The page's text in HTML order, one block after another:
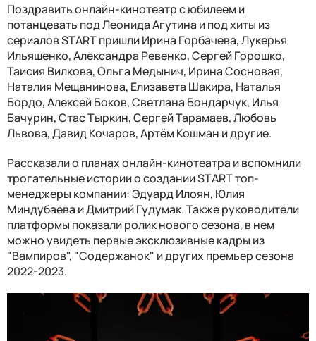
Поздравить онлайн-кинотеатр с юбилеем и
потанцевать под Леонида Агутина и под хиты из
сериалов START пришли Ирина Горбачева, Лукерья
Ильяшенко, Александра Ревенко, Сергей Горошко,
Таисия Вилкова, Ольга Медынич, Ирина Сосновая,
Наталия Мещанинова, Елизавета Шакира, Наталья
Бордо, Алексей Боков, Светлана Бондарчук, Илья
Бачурин, Стас Тыркин, Сергей Тарамаев, Любовь
Львова, Давид Кочаров, Артём Кошман и другие.
Рассказали о планах онлайн-кинотеатра и вспомнили
трогательные истории о создании START топ-
менеджеры компании: Эдуард Илоян, Юлия
Миндубаева и Дмитрий Гудумак. Также руководители
платформы показали ролик нового сезона, в нем
можно увидеть первые эксклюзивные кадры из
"Вампиров", "Содержанок" и других премьер сезона
2022-2023.